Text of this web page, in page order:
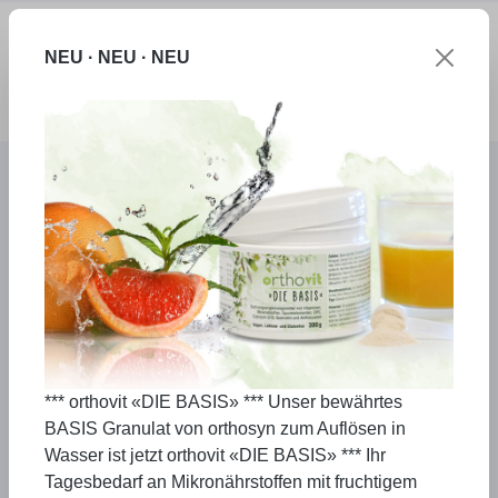
Produkte orthosyn VITAL
NEU · NEU · NEU
*** orthovit «DIE BASIS» *** Unser bewährtes
BASIS Granulat von orthosyn zum Auflösen in
Wasser ist jetzt orthovit «DIE BASIS» *** Ihr
Tagesbedarf an Mikronährstoffen mit fruchtigem